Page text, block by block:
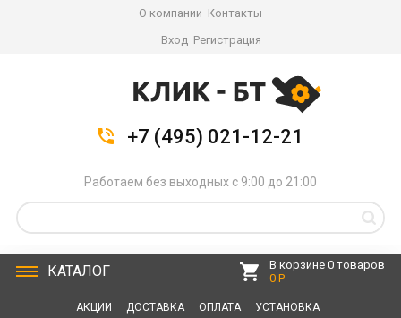
О компании Контакты
Вход Регистрация
+7 (495) 021-12-21
Работаем без выходных с 9:00 до 21:00
КАТАЛОГ
В корзине 0 товаров
0 Р
АКЦИИ ДОСТАВКА ОПЛАТА УСТАНОВКА